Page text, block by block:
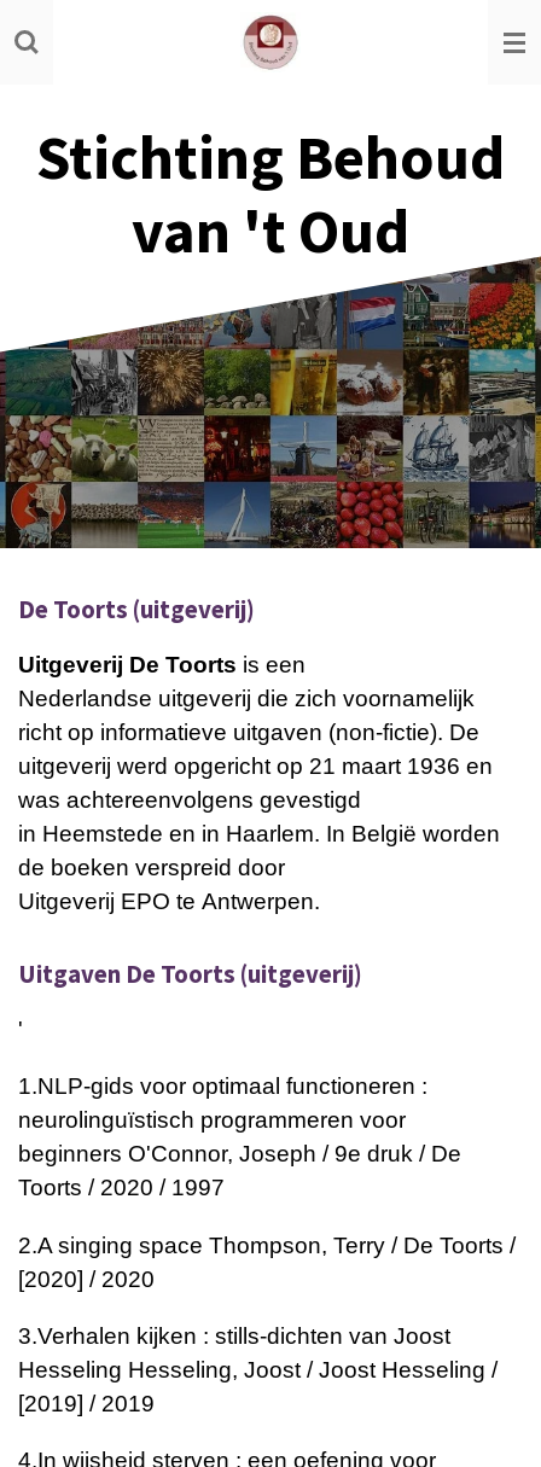
Ga
direct
hoofdinhoud
Stichting Behoud
van 't Oud
De Toorts (uitgeverij)
Uitgeverij De Toorts is een
Nederlandse uitgeverij die zich voornamelijk
richt op informatieve uitgaven (non-fictie). De
uitgeverij werd opgericht op 21 maart 1936 en
was achtereenvolgens gevestigd
in Heemstede en in Haarlem. In België worden
de boeken verspreid door
Uitgeverij EPO te Antwerpen.
Uitgaven De Toorts (uitgeverij)
'
1.NLP-gids voor optimaal functioneren :
neurolinguïstisch programmeren voor
beginners O'Connor, Joseph / 9e druk / De
Toorts / 2020 / 1997
2.A singing space Thompson, Terry / De Toorts /
[2020] / 2020
3.Verhalen kijken : stills-dichten van Joost
Hesseling Hesseling, Joost / Joost Hesseling /
[2019] / 2019
4.In wijsheid sterven : een oefening voor